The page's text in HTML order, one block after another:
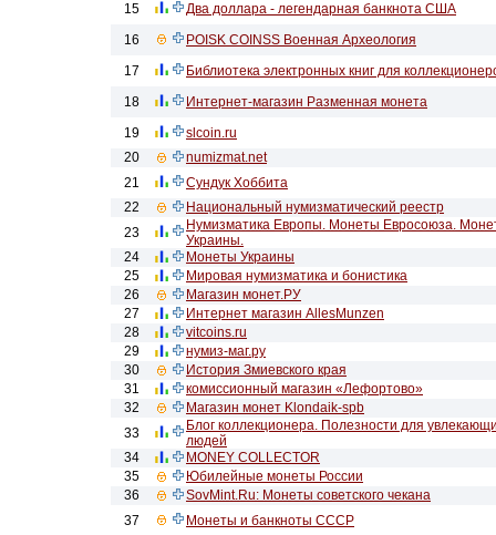
15
Два доллара - легендарная банкнота США
16
POISK COINSS Военная Археология
17
Библиотека электронных книг для
18
Интернет-магазин Разменная монета
19
slcoin.ru
20
numizmat.net
21
Сундук Хоббита
22
Национальный нумизматический реестр
23
Нумизматика Европы. Монеты Евросоюза.
Украины.
24
Монеты Украины
25
Мировая нумизматика и бонистика
26
Магазин монет.РУ
27
Интернет магазин AllesMunzen
28
vitcoins.ru
29
нумиз-маг.ру
30
История Змиевского края
31
комиссионный магазин «Лефортово»
32
Магазин монет Klondaik-spb
33
Блог коллекционера. Полезности для
людей
34
MONEY COLLECTOR
35
Юбилейные монеты России
36
SovMint.Ru: Монеты советского чекана
37
Монеты и банкноты СССР